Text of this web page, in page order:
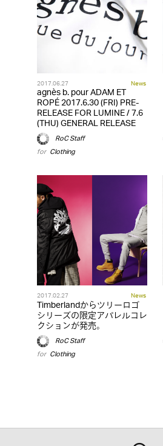
2017.06.27 News
agnès b. pour ADAM ET
ROPÉ 2017.6.30 (FRI) PRE-
RELEASE FOR LUMINE / 7.6
(THU) GENERAL RELEASE
RoC Staff
for Clothing
2017.02.27 News
Timberlandからツリーロゴ
シリーズの限定アパレルコレ
クションが発売。
RoC Staff
for Clothing